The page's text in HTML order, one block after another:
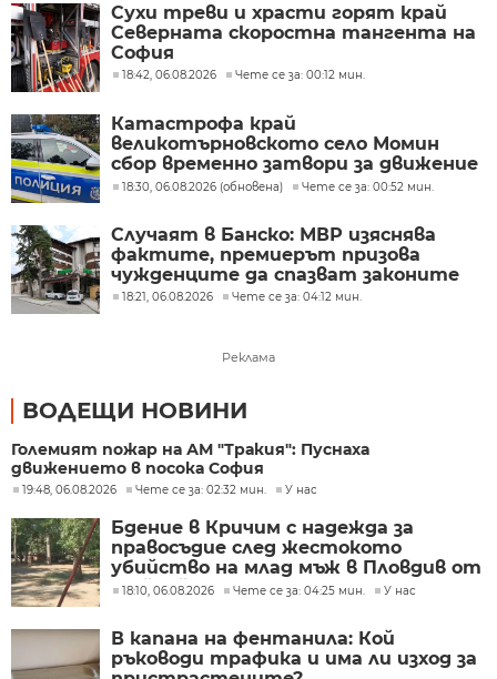
Сухи треви и храсти горят край
Северната скоростна тангента на
София
18:42, 06.08.2026 Чете се за: 00:12 мин.
Катастрофа край
великотърновското село Момин
сбор временно затвори за движение
главния път София – Варна
18:30, 06.08.2026 (обновена) Чете се за: 00:52 мин.
Случаят в Банско: МВР изяснява
фактите, премиерът призова
чужденците да спазват законите
18:21, 06.08.2026 Чете се за: 04:12 мин.
Реклама
ВОДЕЩИ НОВИНИ
Големият пожар на АМ "Тракия": Пуснаха
движението в посока София
19:48, 06.08.2026 Чете се за: 02:32 мин. У нас
Бдение в Кричим с надежда за
правосъдие след жестокото
убийство на млад мъж в Пловдив от
тийнейджъри
18:10, 06.08.2026 Чете се за: 04:25 мин. У нас
В капана на фентанила: Кой
ръководи трафика и има ли изход за